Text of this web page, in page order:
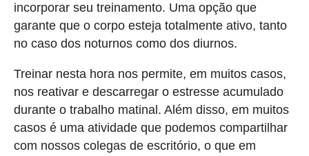
incorporar seu treinamento. Uma opção que
garante que o corpo esteja totalmente ativo, tanto
no caso dos noturnos como dos diurnos.
Treinar nesta hora nos permite, em muitos casos,
nos reativar e descarregar o estresse acumulado
durante o trabalho matinal. Além disso, em muitos
casos é uma atividade que podemos compartilhar
com nossos colegas de escritório, o que em